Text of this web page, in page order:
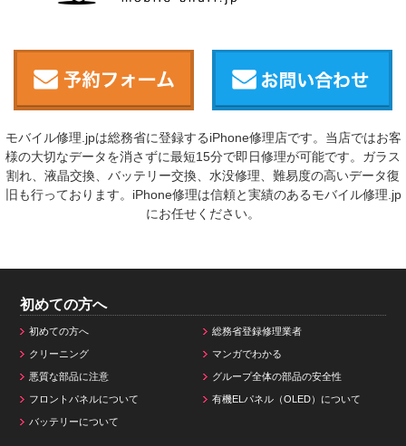
モバイル修理.jpは総務省に登録するiPhone修理店です。当店ではお客
様の大切なデータを消さずに最短15分で即日修理が可能です。ガラス
割れ、液晶交換、バッテリー交換、水没修理、難易度の高いデータ復
旧も行っております。iPhone修理は信頼と実績のあるモバイル修理.jp
にお任せください。
初めての方へ
初めての方へ 総務省登録修理業者
クリーニング マンガでわかる
悪質な部品に注意 グループ全体の部品の安全性
フロントパネルについて 有機ELパネル（OLED）について
バッテリーについて